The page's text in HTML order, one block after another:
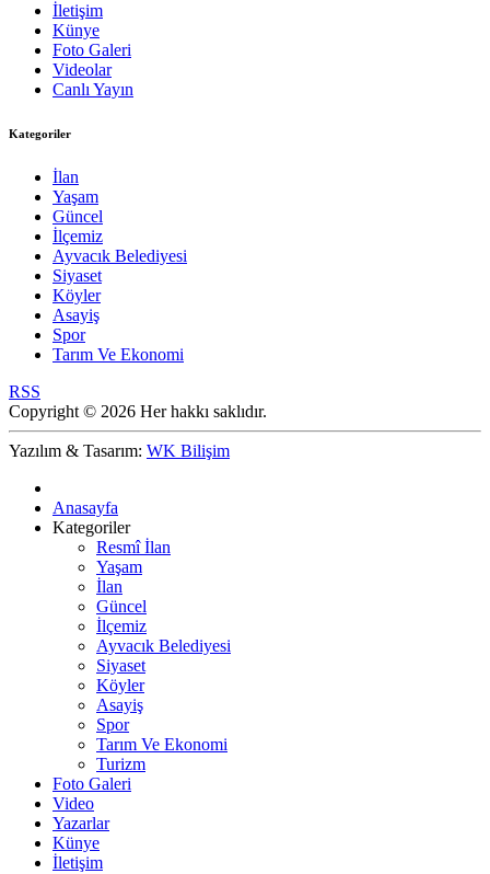
İletişim
Künye
Foto Galeri
Videolar
Canlı Yayın
Kategoriler
İlan
Yaşam
Güncel
İlçemiz
Ayvacık Belediyesi
Siyaset
Köyler
Asayiş
Spor
Tarım Ve Ekonomi
RSS
Copyright © 2026 Her hakkı saklıdır.
Yazılım & Tasarım: WK Bilişim
Anasayfa
Kategoriler
Resmî İlan
Yaşam
İlan
Güncel
İlçemiz
Ayvacık Belediyesi
Siyaset
Köyler
Asayiş
Spor
Tarım Ve Ekonomi
Turizm
Foto Galeri
Video
Yazarlar
Künye
İletişim